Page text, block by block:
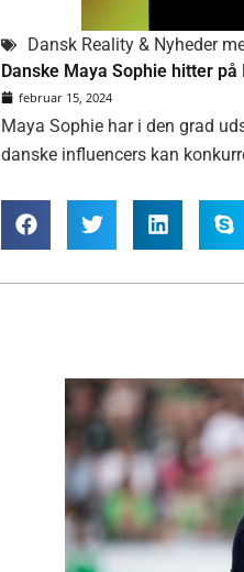
Dansk Reality & Nyheder
Danske Maya Sophie hitter på
februar 15, 2024
Maya Sophie har i den grad
danske influencers kan